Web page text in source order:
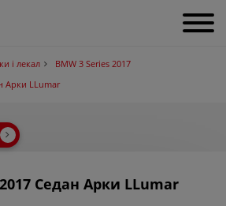
і лекал
BMW 3 Series 2017
Арки LLumar
Седан Арки LLumar